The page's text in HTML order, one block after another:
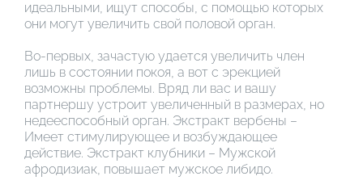
идеальными, ищут способы, с помощью которых
они могут увеличить свой половой орган.
Во-первых, зачастую удается увеличить член
лишь в состоянии покоя, а вот с эрекцией
возможны проблемы. Вряд ли вас и вашу
партнершу устроит увеличенный в размерах, но
недееспособный орган. Экстракт вербены –
Имеет стимулирующее и возбуждающее
действие. Экстракт клубники – Мужской
афродизиак, повышает мужское либидо.